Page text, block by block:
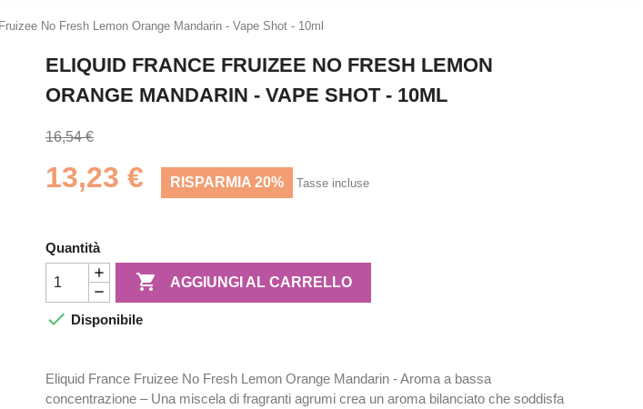
No Fresh Lemon Orange Mandarin - Vape Shot - 10ml
ELIQUID FRANCE FRUIZEE NO FRESH LEMON
ORANGE MANDARIN - VAPE SHOT - 10ML
16,54 €
13,23 € RISPARMIA 20% Tasse incluse
Quantità
 AGGIUNGI AL CARRELLO
 Disponibile
Eliquid France Fruizee No Fresh Lemon Orange Mandarin - Aroma a bassa
concentrazione – Una miscela di fragranti agrumi crea un aroma bilanciato che soddisfa